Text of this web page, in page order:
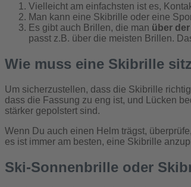
Vielleicht am einfachsten ist es,
Man kann eine Skibrille oder eine
Es gibt auch Brillen, die man über
passt z.B. über die meisten Brillen.
Wie muss eine Skibrille
Um sicherzustellen, dass die Skibrille
dass die Fassung zu eng ist, und Lücken
stärker gepolstert sind.
Wenn Du auch einen Helm trägst,
es ist immer am besten, eine Skibrille
Ski-Sonnenbrille oder